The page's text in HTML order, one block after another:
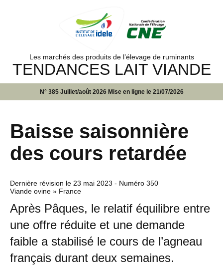
Les marchés des produits de l’élevage de ruminants
TENDANCES LAIT VIANDE
N° 385 Juillet/août 2026 Mise en ligne le 21/07/2026
Baisse saisonnière
des cours retardée
Dernière révision le 23 mai 2023 - Numéro 350
Viande ovine » France
Après Pâques, le relatif équilibre entre
une offre réduite et une demande
faible a stabilisé le cours de l’agneau
français durant deux semaines.